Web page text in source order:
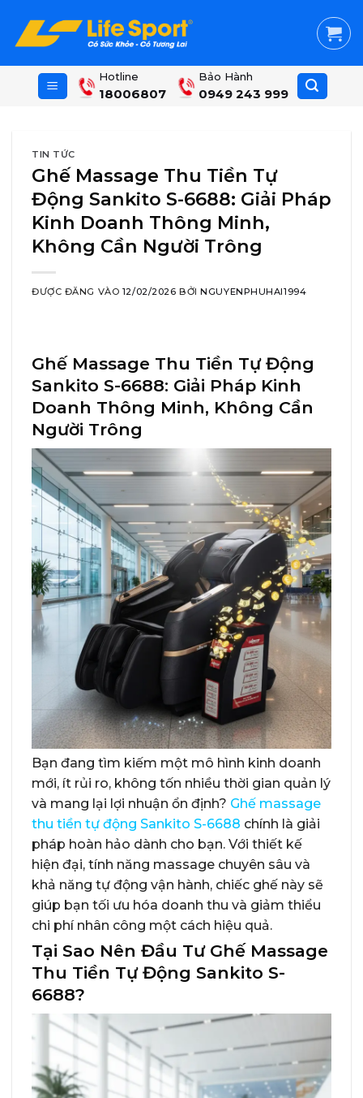
content
Hotline
18006807
Bảo Hành
0949 243 999
TIN TỨC
Ghế Massage Thu Tiền Tự
Động Sankito S-6688: Giải Pháp
Kinh Doanh Thông Minh,
Không Cần Người Trông
ĐƯỢC ĐĂNG VÀO 12/02/2026 BỞINGUYENPHUHAI1994
Ghế Massage Thu Tiền Tự Động
Sankito S-6688: Giải Pháp Kinh
Doanh Thông Minh, Không Cần
Người Trông
Bạn đang tìm kiếm một mô hình kinh doanh
mới, ít rủi ro, không tốn nhiều thời gian quản lý
và mang lại lợi nhuận ổn định? Ghế massage
thu tiền tự động Sankito S-6688 chính là giải
pháp hoàn hảo dành cho bạn. Với thiết kế
hiện đại, tính năng massage chuyên sâu và
khả năng tự động vận hành, chiếc ghế này sẽ
giúp bạn tối ưu hóa doanh thu và giảm thiểu
chi phí nhân công một cách hiệu quả.
Tại Sao Nên Đầu Tư Ghế Massage
Thu Tiền Tự Động Sankito S-
6688?